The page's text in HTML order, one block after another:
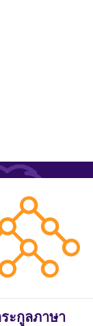
ะกูลภาษา